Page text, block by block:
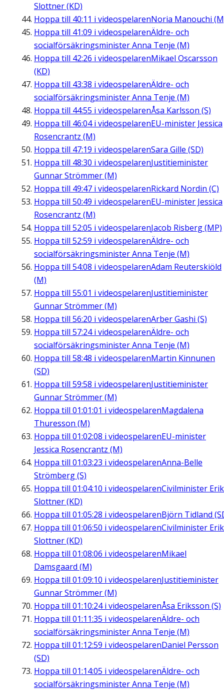
Slottner (KD)
Hoppa till 40:11 i videospelarenNoria Manouchi
Hoppa till 41:09 i videospelarenÄldre- och
socialförsäkringsminister Anna Tenje (M)
Hoppa till 42:26 i videospelarenMikael Oscarsson
(KD)
Hoppa till 43:38 i videospelarenÄldre- och
socialförsäkringsminister Anna Tenje (M)
Hoppa till 44:55 i videospelarenÅsa Karlsson (S)
Hoppa till 46:04i videospelarenEU-minister Jessica
Rosencrantz (M)
Hoppa till 47:19 i videospelarenSara Gille (SD)
Hoppa till 48:30 i videospelarenJustitieminister
Gunnar Strömmer (M)
Hoppa till 49:47 i videospelarenRickard Nordin (C)
Hoppa till 50:49 i videospelarenEU-minister Jessica
Rosencrantz (M)
Hoppa till 52:05 i videospelarenJacob Risberg (MP)
Hoppa till 52:59 i videospelarenÄldre- och
socialförsäkringsminister Anna Tenje (M)
Hoppa till 54:08 i videospelarenAdam Reuterskiöld
(M)
Hoppa till 55:01 i videospelarenJustitieminister
Gunnar Strömmer (M)
Hoppa till 56:20 i videospelarenArber Gashi (S)
Hoppa till 57:24i videospelarenÄldre- och
socialförsäkringsminister Anna Tenje (M)
Hoppa till 58:48 i videospelarenMartin Kinnunen
(SD)
Hoppa till 59:58 i videospelarenJustitieminister
Gunnar Strömmer (M)
Hoppa till 01:01:01 i videospelarenMagdalena
Thuresson (M)
Hoppa till 01:02:08 i videospelarenEU-minister
Jessica Rosencrantz (M)
Hoppa till 01:03:23 i videospelarenAnna-Belle
Strömberg (S)
Hoppa till 01:04:10 i videospelarenCivilminister Erik
Slottner (KD)
Hoppa till 01:05:28 i videospelarenBjörn Tidland
Hoppa till 01:06:50 i videospelarenCivilminister Erik
Slottner (KD)
Hoppa till 01:08:06 i videospelarenMikael
Damsgaard (M)
Hoppa till 01:09:10 i videospelarenJustitieminister
Gunnar Strömmer (M)
Hoppa till 01:10:24i videospelarenÅsa Eriksson (S)
Hoppa till 01:11:35 i videospelarenÄldre- och
socialförsäkringsminister Anna Tenje (M)
Hoppa till 01:12:59 i videospelarenDaniel Persson
(SD)
Hoppa till 01:14:05 i videospelarenÄldre- och
socialförsäkringsminister Anna Tenje (M)